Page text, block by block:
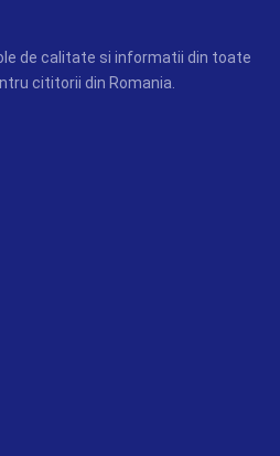
de calitate si informatii din toate
cititorii din Romania.